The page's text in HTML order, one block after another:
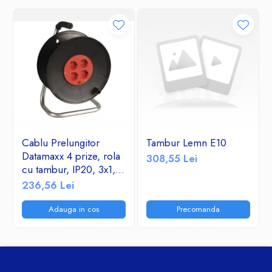
Cablu Prelungitor
Datamaxx 4 prize, rola
cu tambur, IP20, 3x1,5
mmp, 3500W, 50
ergonomic,
rosu/negru
236,56 Lei
Adauga in cos
Tambur Lemn E10
308,55 Lei
Precomanda